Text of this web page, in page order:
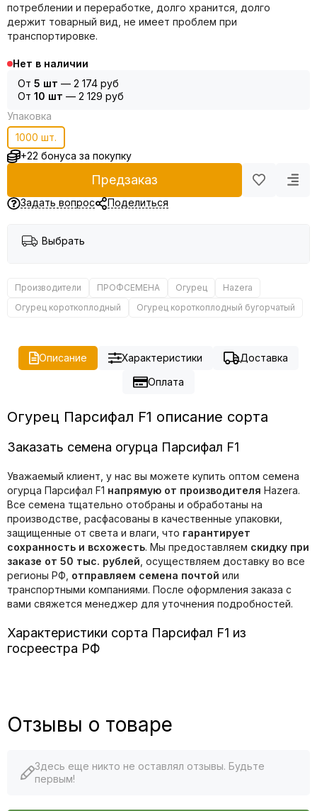
потреблении и переработке, долго хранится, долго
держит товарный вид, не имеет проблем при
транспортировке.
Нет в наличии
От 5 шт — 2 174 руб
От 10 шт — 2 129 руб
Упаковка
1000 шт.
+22 бонуса за покупку
Предзаказ
Задать вопрос Поделиться
Выбрать
Производители ПРОФСЕМЕНА Огурец
Hazera
Огурец короткоплодный
Огурец короткоплодный бугорчатый
Описание Характеристики
Доставка
Оплата
Огурец Парсифал F1 описание сорта
Заказать семена огурца Парсифал F1
Уважаемый клиент, у нас вы можете купить оптом семена
огурца Парсифал F1 напрямую от производителя Hazera.
Все семена тщательно отобраны и обработаны на
производстве, расфасованы в качественные упаковки,
защищенные от света и влаги, что гарантирует
сохранность и всхожесть. Мы предоставляем скидку при
заказе от 50 тыс. рублей , осуществляем доставку во все
регионы РФ, отправляем семена почтой или
транспортными компаниями. После оформления заказа с
вами свяжется менеджер для уточнения подробностей.
Характеристики сорта Парсифал F1 из
госреестра РФ
Отзывы о товаре
Здесь еще никто не оставлял отзывы. Будьте
первым!